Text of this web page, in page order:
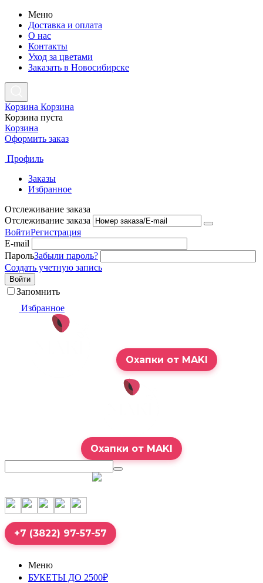
Меню
Доставка и оплата
О нас
Контакты
Уход за цветами
Заказать в Новосибирске
Корзина Корзина
Корзина пуста
Корзина
Оформить заказ
Профиль
Заказы
Избранное
Отслеживание заказа
Отслеживание заказа
ВойтиРегистрация
E-mail
ПарольЗабыли пароль?
Создать учетную запись
Войти
Запомнить
Избранное
Охапки от MAKI
Охапки от MAKI
+7 (3822) 97-57-57
Меню
БУКЕТЫ ДО 2500₽